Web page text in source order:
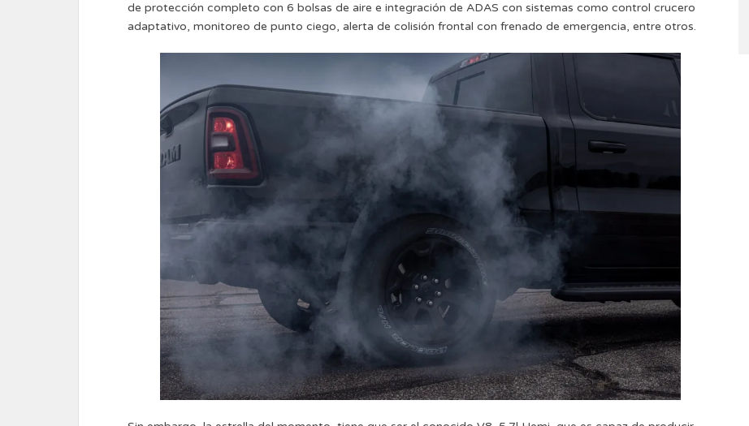
de protección completo con 6 bolsas de aire e integración de ADAS con sistemas como control crucero
adaptativo, monitoreo de punto ciego, alerta de colisión frontal con frenado de emergencia, entre otros.